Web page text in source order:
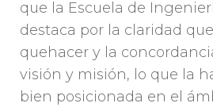
que la Escuela de
destaca por la claridad
quehacer y la
visión y misión, lo que la
bien posicionada en el